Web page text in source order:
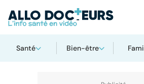
Santé Bien-être